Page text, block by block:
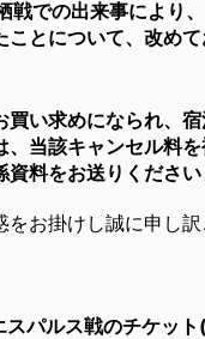
戦での出来事により
とについて、改めて
買い求めになられ、
、当該キャンセル料
料をお送りください
をお掛けし誠に申し
パルス戦のチケッ